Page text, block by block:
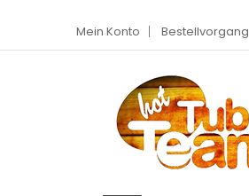
Mein Konto Bestellvorgang